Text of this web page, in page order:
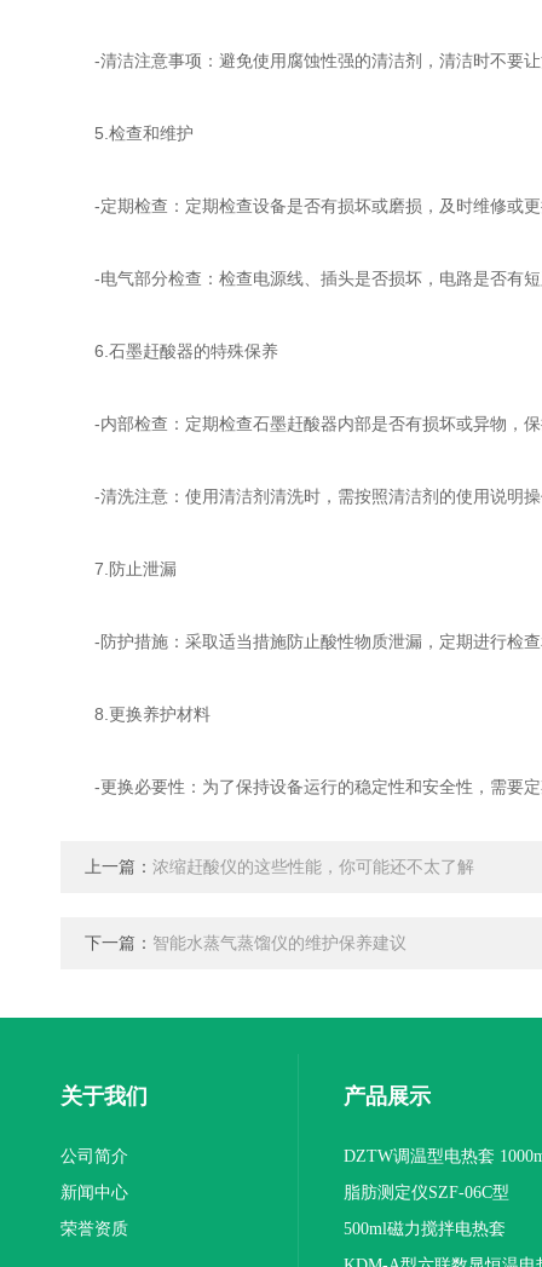
-清洁注意事项：避免使用腐蚀性强的清洁剂，清洁时不要让
5.检查和维护
-定期检查：定期检查设备是否有损坏或磨损，及时维修或
-电气部分检查：检查电源线、插头是否损坏，电路是否有短
6.石墨赶酸器的特殊保养
-内部检查：定期检查石墨赶酸器内部是否有损坏或异物，保
-清洗注意：使用清洁剂清洗时，需按照清洁剂的使用说明
7.防止泄漏
-防护措施：采取适当措施防止酸性物质泄漏，定期进行检查
8.更换养护材料
-更换必要性：为了保持设备运行的稳定性和安全性，需要定
上一篇： 浓缩赶酸仪的这些性能，你可能还不太了解
下一篇： 智能水蒸气蒸馏仪的维护保养建议
关于我们
公司简介
新闻中心
荣誉资质
产品展示
DZTW调温型电热套
联
脂肪测定仪SZF-06C型
500ml磁力搅拌电热套